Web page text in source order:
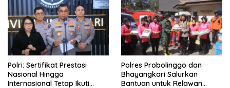
Polri: Sertifikat Prestasi
Nasional Hingga
Internasional Tetap Ikuti
Polres Probolinggo dan
Bhayangkari Salurkan
Bantuan untuk Relawan